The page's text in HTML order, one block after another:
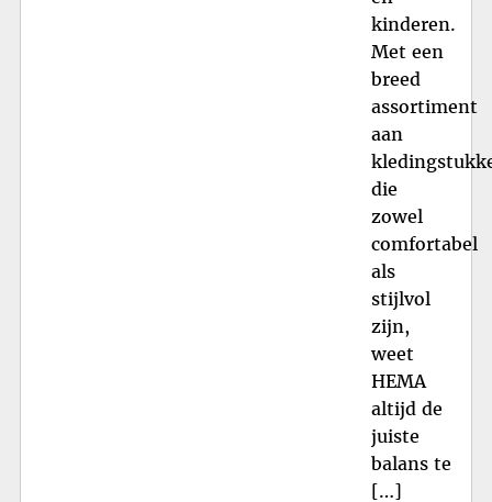
kinderen.
Met een
breed
assortiment
aan
die
zowel
comfortabel
als
stijlvol
zijn,
weet
HEMA
altijd de
juiste
balans te
[…]